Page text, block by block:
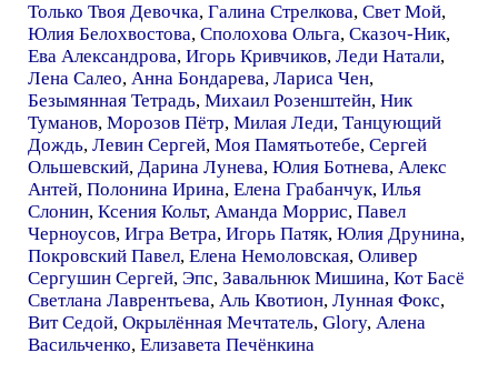
Только Твоя Девочка, Галина Стрелкова, Свет Мой,
Юлия Белохвостова, Сполохова Ольга, Сказоч-Ник,
Ева Александрова, Игорь Кривчиков, Леди Натали,
Лена Салео, Анна Бондарева, Лариса Чен,
Безымянная Тетрадь, Михаил Розенштейн, Ник
Туманов, Морозов Пётр, Милая Леди, Танцующий
Дождь, Левин Сергей, Моя Памятьотебе, Сергей
Ольшевский, Дарина Лунева, Юлия Ботнева, Алекс
Антей, Полонина Ирина, Елена Грабанчук, Илья
Слонин, Ксения Кольт, Аманда Моррис, Павел
Черноусов, Игра Ветра, Игорь Патяк, Юлия Друнина,
Покровский Павел, Елена Немоловская, Оливер
Сергушин Сергей, Эпс, Завальнюк Мишина, Кот Басё
Светлана Лаврентьева, Аль Квотион, Лунная Фокс,
Вит Седой, Окрылённая Мечтатель, Glory, Алена
Васильченко, Елизавета Печёнкина